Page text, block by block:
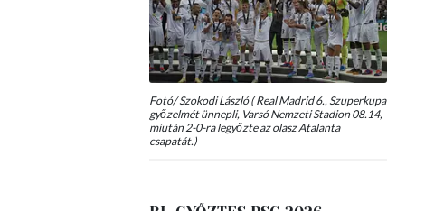
Fotó/ Szokodi László ( Real Madrid 6., Szuperkupa
győzelmét ünnepli, Varsó Nemzeti Stadion 08.14,
miután 2-0-ra legyőzte az olasz Atalanta
csapatát.)